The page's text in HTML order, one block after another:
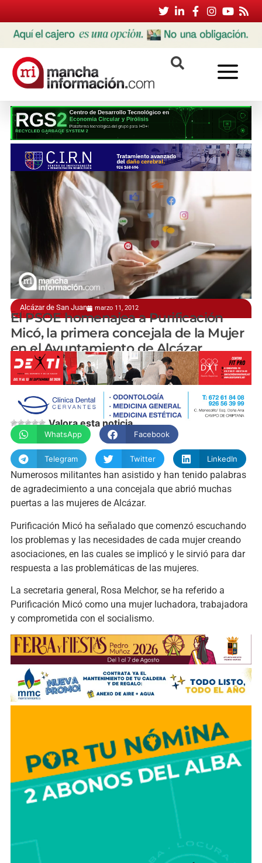
Alcázar de San Juan marzo 11, 2012
Felicitaciones de los militantes
El PSOE homenajea a Purificación
Micó, la primera concejala de la Mujer
en el Ayuntamiento de Alcázar
manchainformacion.com
Valora esta noticia
WhatsApp Facebook
Telegram Twitter LinkedIn
Numerosos militantes han asistido y han tenido palabras
de agradecimiento a una concejala que abrió muchas
puertas a las mujeres de Alcázar.
Purificación Micó ha señalado que comenzó escuchando
los problemas y las necesidades de cada mujer creando
asociaciones, en las cuales se implicó y le sirvió para dar
respuesta a las problemáticas de las mujeres.
La secretaria general, Rosa Melchor, se ha referido a
Purificación Micó como una mujer luchadora, trabajadora
y comprometida con el socialismo.